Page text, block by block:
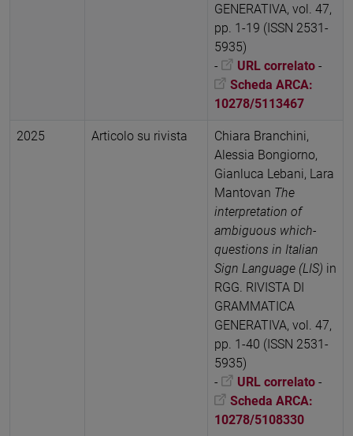
GENERATIVA, vol. 47,
pp. 1-19 (ISSN 2531-
5935)
-
URL correlato -
Scheda ARCA:
10278/5113467
2025 Articolo su rivista
Chiara Branchini,
Alessia Bongiorno,
Gianluca Lebani, Lara
Mantovan The
interpretation of
ambiguous which-
questions in Italian
Sign Language (LIS) in
RGG. RIVISTA DI
GRAMMATICA
GENERATIVA, vol. 47,
pp. 1-40 (ISSN 2531-
5935)
-
URL correlato -
Scheda ARCA:
10278/5108330